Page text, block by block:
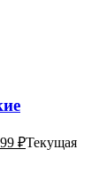
₽Текущая